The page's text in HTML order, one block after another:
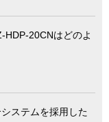
HDP-20CNはどのよ
ステムを採用した